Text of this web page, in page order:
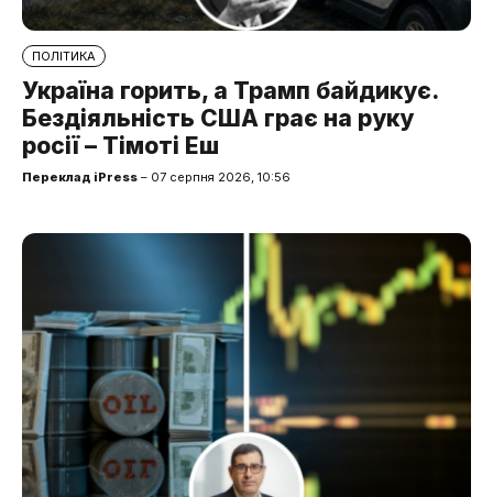
ПОЛІТИКА
Україна горить, а Трамп байдикує.
Бездіяльність США грає на руку
росії – Тімоті Еш
Переклад iPress – 07 серпня 2026, 10:56